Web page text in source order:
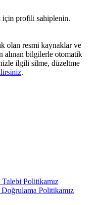
profili sahiplenin.
olan resmi kaynaklar ve
alınan bilgilerle otomatik
ilgili silme, düzeltme
.
Politikamız
Politikamız